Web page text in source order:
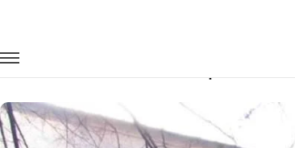
Заказать Chevrolet Express с